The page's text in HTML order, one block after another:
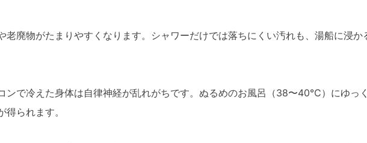
老廃物がたまりやすくなります。シャワーだけでは落ちにくい汚れも、湯船に浸か
ンで冷えた身体は自律神経が乱れがちです。ぬるめのお風呂（38〜40℃）にゆっ
られます。